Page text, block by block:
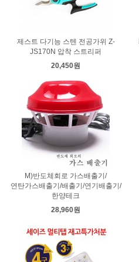
제스트 다기능 스텐 전공가위 Z-
JS170N 압착 스트리퍼
20,450원
M)반도체회로 가스배출기/
연탄가스배출기/배출기/연기배출기/
한양테크
28,960원